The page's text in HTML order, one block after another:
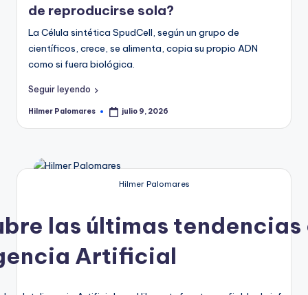
de reproducirse sola?
La Célula sintética SpudCell, según un grupo de
científicos, crece, se alimenta, copia su propio ADN
como si fuera biológica.
Seguir leyendo
Publicado
Hilmer Palomares julio 9, 2026
Hilmer Palomares
las últimas tendencias
Artificial